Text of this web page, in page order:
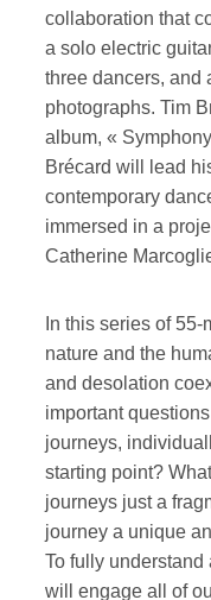
collaboration that
a solo electric
three dancers, and
photographs. Tim
album, «
Brécard will lead
contemporary
immersed in a
Catherine
In this series of
nature and the
and desolation
important
journeys,
starting point?
journeys just a
journey a unique
To fully
will engage all of